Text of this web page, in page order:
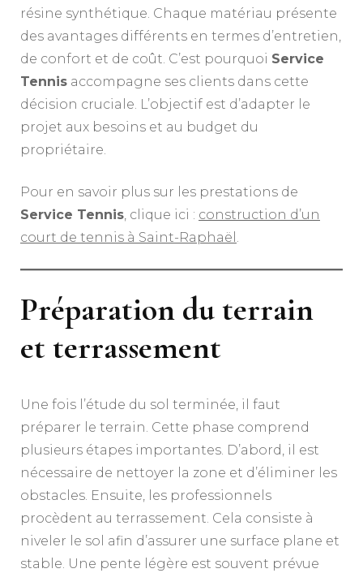
résine synthétique. Chaque matériau présente
des avantages différents en termes d’entretien,
de confort et de coût. C’est pourquoi Service
Tennis accompagne ses clients dans cette
décision cruciale. L’objectif est d’adapter le
projet aux besoins et au budget du
propriétaire.
Pour en savoir plus sur les prestations de
Service Tennis, clique ici : construction d’un
court de tennis à Saint-Raphaël .
Préparation du terrain
et terrassement
Une fois l’étude du sol terminée, il faut
préparer le terrain. Cette phase comprend
plusieurs étapes importantes. D’abord, il est
nécessaire de nettoyer la zone et d’éliminer les
obstacles. Ensuite, les professionnels
procèdent au terrassement. Cela consiste à
niveler le sol afin d’assurer une surface plane et
stable. Une pente légère est souvent prévue